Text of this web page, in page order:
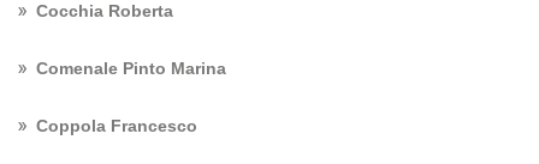
Cocchia Roberta
Comenale Pinto Marina
Coppola Francesco